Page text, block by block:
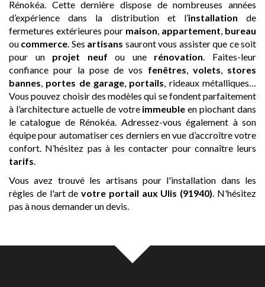
Rénokéa. Cette dernière dispose de nombreuses années
d’expérience dans la distribution et l’installation de
fermetures extérieures pour maison, appartement, bureau
ou commerce. Ses artisans sauront vous assister que ce soit
pour un projet neuf ou une rénovation. Faites-leur
confiance pour la pose de vos fenêtres, volets, stores
bannes, portes de garage, portails, rideaux métalliques…
Vous pouvez choisir des modèles qui se fondent parfaitement
à l’architecture actuelle de votre immeuble en piochant dans
le catalogue de Rénokéa. Adressez-vous également à son
équipe pour automatiser ces derniers en vue d’accroître votre
confort. N’hésitez pas à les contacter pour connaître leurs
tarifs.
Vous avez trouvé les artisans pour l'installation dans les
règles de l'art devotre portail aux Ulis (91940). N'hésitez
pas à nous demander un devis.